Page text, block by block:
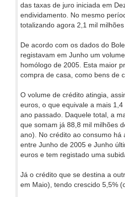
das taxas de juro iniciada em
endividamento. No mesmo
totalizando agora 2,1 mil milhões
De acordo com os dados do
registavam em Junho um
homólogo de 2005. Esta maior
compra de casa, como bens de
O volume de crédito atingia,
euros, o que equivale a mais
ano passado. Daquele total, a
que somam já 88,8 mil milhões
ano). No crédito ao consumo há
entre Junho de 2005 e Junho
euros e tem registado uma
Já o crédito que se destina a
em Maio), tendo crescido 5,5%